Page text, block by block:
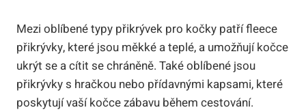
Mezi oblíbené typy přikrývek pro kočky patří fleece
přikrývky, které jsou měkké a teplé, a umožňují kočce
ukrýt se a cítit se chráněně. Také oblíbené jsou
přikrývky s hračkou nebo přídavnými kapsami, které
poskytují vaší kočce zábavu během cestování.